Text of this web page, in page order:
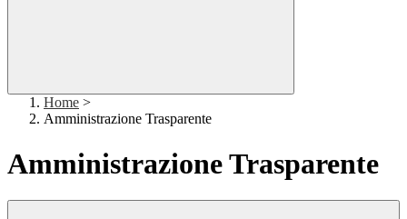
Home >
Amministrazione Trasparente
Amministrazione Trasparente